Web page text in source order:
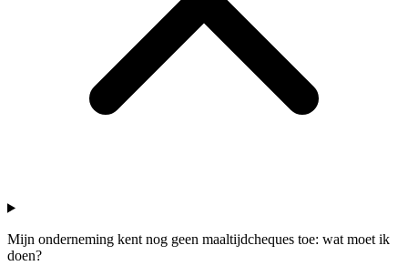
Mijn onderneming kent nog geen maaltijdcheques toe: wat moet ik
doen?